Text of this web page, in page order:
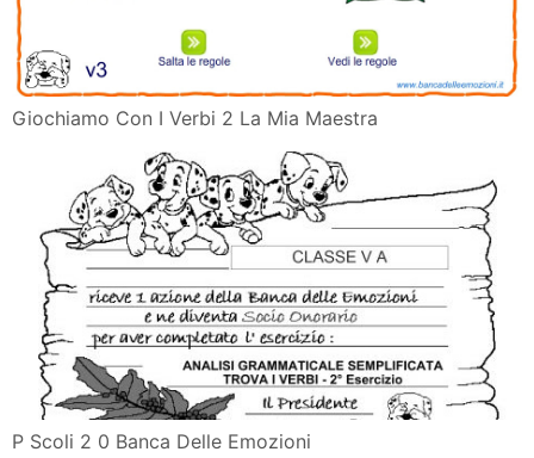
Giochiamo Con I Verbi 2 La Mia Maestra
P Scoli 2 0 Banca Delle Emozioni